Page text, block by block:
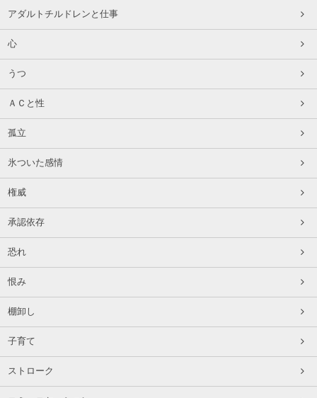
アダルトチルドレンと仕事
心
うつ
ＡＣと性
孤立
氷ついた感情
権威
承認依存
恐れ
恨み
棚卸し
子育て
ストローク